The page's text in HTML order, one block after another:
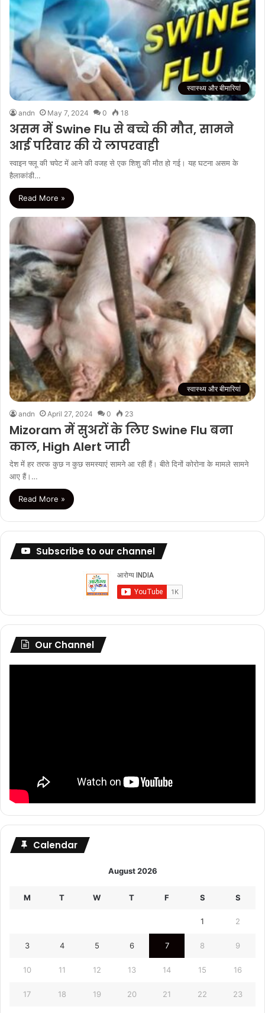
स्वास्थ्य और बीमारियां
andn May 7, 2024 0 18
असम में Swine Flu से बच्चे की मौत, सामने
आई परिवार की ये लापरवाही
स्वाइन फ्लू की चपेट में आने की वजह से एक शिशु की मौत हो गई। यह घटना असम के
हैलाकांडी…
Read More »
स्वास्थ्य और बीमारियां
andn April 27, 2024 0 23
Mizoram में सुअरों के लिए Swine Flu बना
काल, High Alert जारी
देश में हर तरफ कुछ न कुछ समस्याएं सामने आ रही हैं। बीते दिनों कोरोना के मामले सामने
आए हैं।…
Read More »
Subscribe to our channel
Our Channel
Calendar
August 2026
M T W T F S S
1 2
3 4 5 6 7 8 9
10 11 12 13 14 15 16
17 18 19 20 21 22 23